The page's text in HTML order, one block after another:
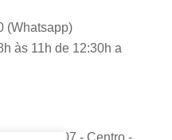
(Whatsapp)
às 11h de 12:30h a